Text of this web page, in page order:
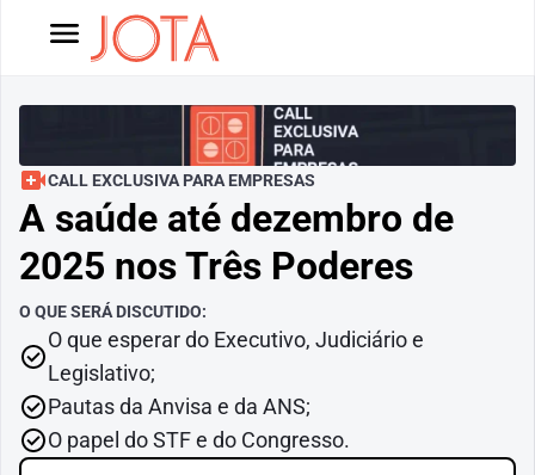
CALL EXCLUSIVA PARA EMPRESAS
A saúde até dezembro de
2025 nos Três Poderes
O QUE SERÁ DISCUTIDO:
O que esperar do Executivo, Judiciário e
Legislativo;
Pautas da Anvisa e da ANS;
O papel do STF e do Congresso.